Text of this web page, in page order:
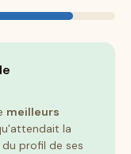
meilleurs
la
profil de ses